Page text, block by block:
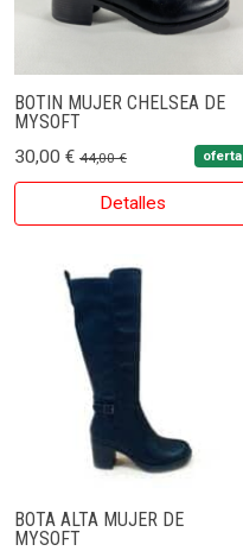
BOTIN MUJER CHELSEA DE
MYSOFT
30,00 € 44,00 € oferta
Detalles
BOTA ALTA MUJER DE
MYSOFT